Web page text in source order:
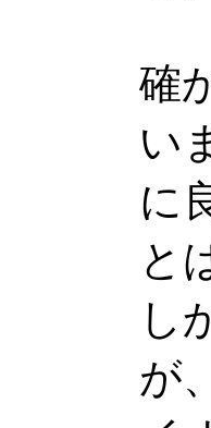
確
い
に
と
し
が